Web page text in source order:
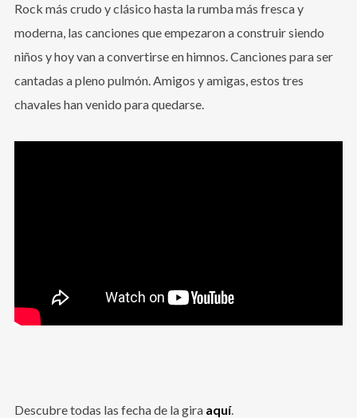
Rock más crudo y clásico hasta la rumba más fresca y
moderna, las canciones que empezaron a construir siendo
niños y hoy van a convertirse en himnos. Canciones para ser
cantadas a pleno pulmón. Amigos y amigas, estos tres
chavales han venido para quedarse.
Descubre todas las fecha de la gira aquí.